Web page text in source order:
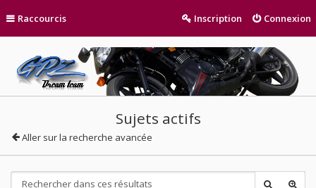
Raccourcis Connexion
Inscription
Sujets actifs
Aller sur la recherche avancée